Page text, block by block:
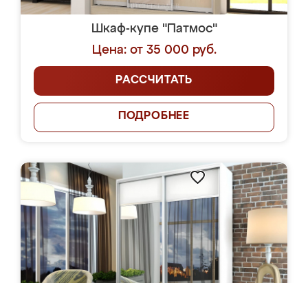
Шкаф-купе "Патмос"
Цена: от 35 000 руб.
РАССЧИТАТЬ
ПОДРОБНЕЕ